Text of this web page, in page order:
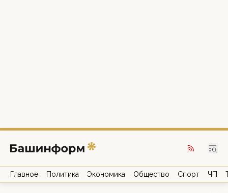
Главное Политика Экономика Общество Спорт ЧП